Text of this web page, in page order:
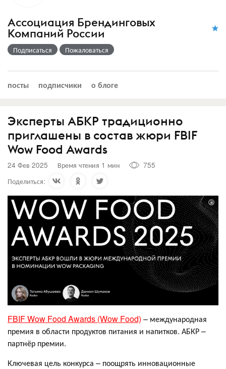
Ассоциация Брендинговых
Компаний России
Подписаться Пожаловаться
посты подписчики о блоге
Эксперты АБКР традиционно
приглашены в состав жюри FBIF
Wow Food Awards
24 Фев 2025 Время чтения 1 мин
755
Поделиться:
FBIF Wow Food Awards (Wow Food) – международная
премия в области продуктов питания и напитков. АБКР –
партнёр премии.
Ключевая цель конкурса – поощрять инновационные